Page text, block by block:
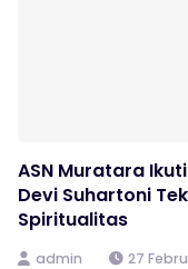
ASN Muratara
Devi Suhartoni
Spiritualitas
admin
27